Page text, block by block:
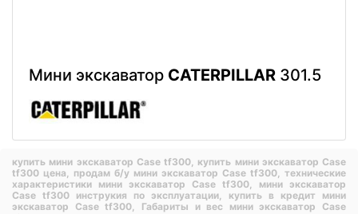
Мини экскаватор CATERPILLAR 301.5
купить мини экскаватор Case tf300, купить мини экскаватор Case
tf300 цена, продам б/у мини экскаватор Case tf300, технические
характеристики мини экскаватор Case tf300, мини экскаватор
Case tf300 инструкия по эксплуатации, купить в кредит мини
экскаватор Case tf300, Габариты и вес мини экскаватор Case